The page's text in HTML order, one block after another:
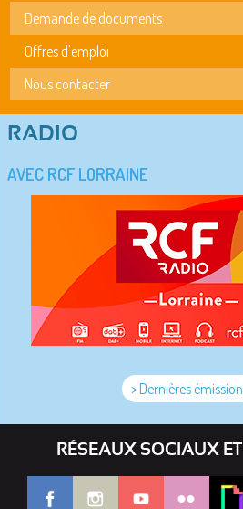
Demande de documents
Offres d'emploi
Nous contacter
RADIO
AVEC RCF LORRAINE
> Dernières
RÉSEAUX SOCIAUX